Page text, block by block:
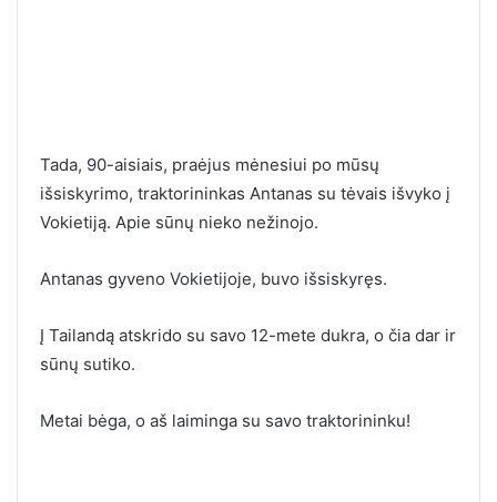
Tada, 90-aisiais, praėjus mėnesiui po mūsų
išsiskyrimo, traktorininkas Antanas su tėvais išvyko į
Vokietiją. Apie sūnų nieko nežinojo.
Antanas gyveno Vokietijoje, buvo išsiskyręs.
Į Tailandą atskrido su savo 12-mete dukra, o čia dar ir
sūnų sutiko.
Metai bėga, o aš laiminga su savo traktorininku!